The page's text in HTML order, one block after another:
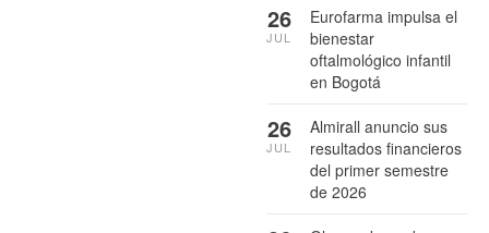
Eurofarma impulsa el
bienestar
oftalmológico infantil
en Bogotá
26
JUL
Almirall anuncio sus
resultados financieros
del primer semestre
de 2026
26
JUL